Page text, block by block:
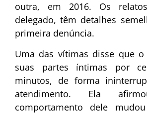
outra, em 2016. Os
delegado, têm detalhes
primeira denúncia.
Uma das vítimas disse que
suas partes íntimas por
minutos, de forma
atendimento. Ela
comportamento dele